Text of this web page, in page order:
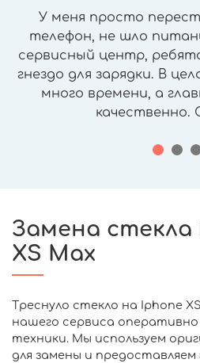
У меня просто
телефон, не шло
сервисный центр,
гнездо для зарядки. В
много времени, а
качественно.
Замена стекла
XS Max
Треснуло стекло на Iphone
нашего сервиса
техники. Мы используем
для замены и